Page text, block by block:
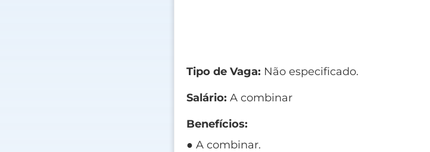
Tipo de Vaga: Não especificado.
Salário: A combinar
Benefícios:
● A combinar.